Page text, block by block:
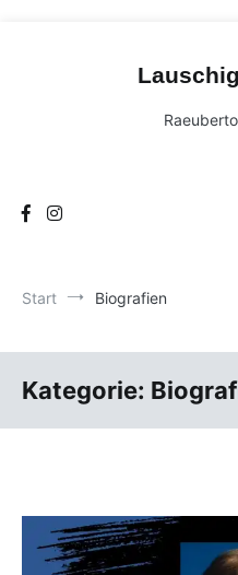
Start Biografien
Kategorie: